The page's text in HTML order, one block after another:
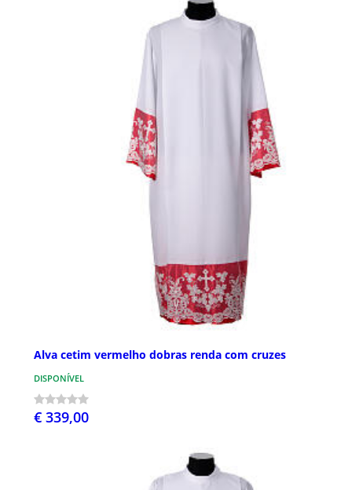
Alva cetim vermelho dobras renda com cruzes
DISPONÍVEL
€ 339,00